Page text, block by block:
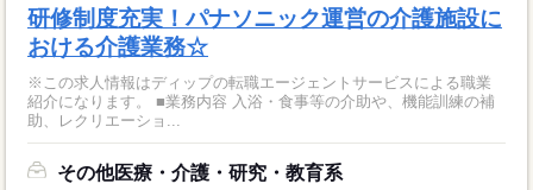
研修制度充実！パナソニック運営の介護施設に
おける介護業務☆
※この求人情報はディップの転職エージェントサービスによる職業
紹介になります。 ■業務内容 入浴・食事等の介助や、機能訓練の補
助、レクリエーショ...
その他医療・介護・研究・教育系